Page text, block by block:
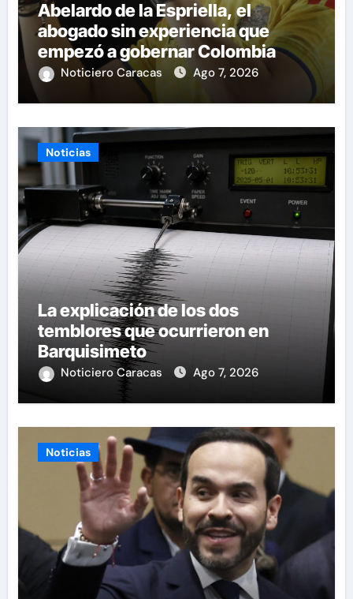
Abelardo de la Espriella, el
abogado sin experiencia que
empezó a gobernar Colombia
Noticiero Caracas Ago 7, 2026
Noticias
La explicación de los dos
temblores que ocurrieron en
Barquisimeto
Noticiero Caracas Ago 7, 2026
Noticias